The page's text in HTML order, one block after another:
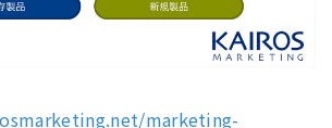
marketing-